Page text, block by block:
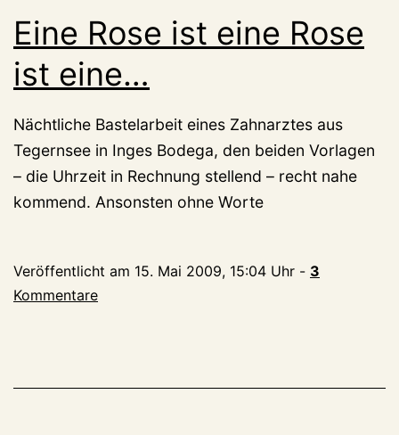
Eine Rose ist eine Rose
ist eine…
Nächtliche Bastelarbeit eines Zahnarztes aus
Tegernsee in Inges Bodega, den beiden Vorlagen
– die Uhrzeit in Rechnung stellend – recht nahe
kommend. Ansonsten ohne Worte
Veröffentlicht am 15. Mai 2009, 15:04 Uhr - 3
Kommentare